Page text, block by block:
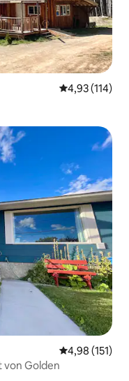
4,93 (114)
4,98 (151)
von Golden